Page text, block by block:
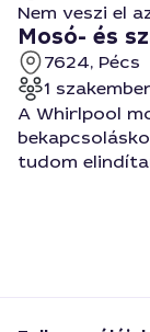
Nem veszi el
Mosó- és
7624, Pécs
1
A Whirlpool
tudom